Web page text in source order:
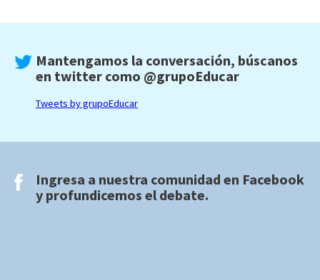
Mantengamos la conversación, búscanos
en twitter como @grupoEducar
Tweets by grupoEducar
Ingresa a nuestra comunidad en Facebook
y profundicemos el debate.